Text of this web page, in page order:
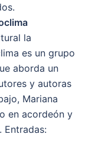
la
es un grupo
aborda un
y autoras
Mariana
en acordeón y
Entradas: